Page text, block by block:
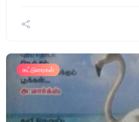
கட்டுரைகள்